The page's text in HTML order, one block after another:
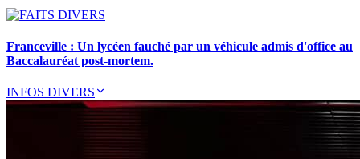
Franceville : Un lycéen fauché par un véhicule admis d'office au
Baccalauréat post-mortem.
INFOS DIVERS